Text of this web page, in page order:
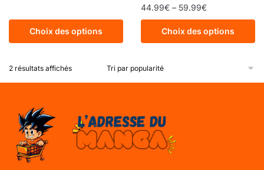
Choix des options
44.99€ – 59.99€
Choix des options
2 résultats affichés